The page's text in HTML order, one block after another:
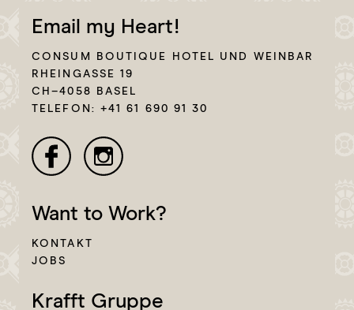
Email my Heart!
CONSUM BOUTIQUE HOTEL UND WEINBAR
RHEINGASSE 19
CH–4058 BASEL
TELEFON: +41 61 690 91 30
Want to Work?
KONTAKT
JOBS
Krafft Gruppe